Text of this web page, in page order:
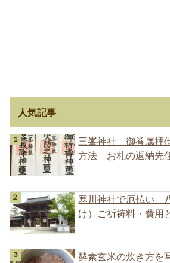
人気記事
三峯神社 御眷属拝
方法 お札の返納先
寒川神社で厄払い
け）ご祈祷料・費用
酵素玄米の炊き方